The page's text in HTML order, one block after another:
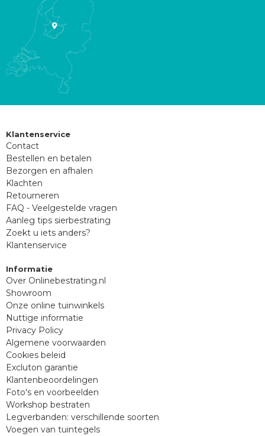
Klantenservice
Contact
Bestellen en betalen
Bezorgen en afhalen
Klachten
Retourneren
FAQ - Veelgestelde vragen
Aanleg tips sierbestrating
Zoekt u iets anders?
Klantenservice
Informatie
Over Onlinebestrating.nl
Showroom
Onze online tuinwinkels
Nuttige informatie
Privacy Policy
Algemene voorwaarden
Cookies beleid
Excluton garantie
Klantenbeoordelingen
Foto's en voorbeelden
Workshop bestraten
Legverbanden: verschillende soorten
Voegen van tuintegels